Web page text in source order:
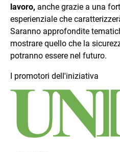
lavoro, anche grazie a una
esperienziale che
Saranno approfondite
mostrare quello che la
potranno essere nel futuro.
I promotori dell'iniziativa